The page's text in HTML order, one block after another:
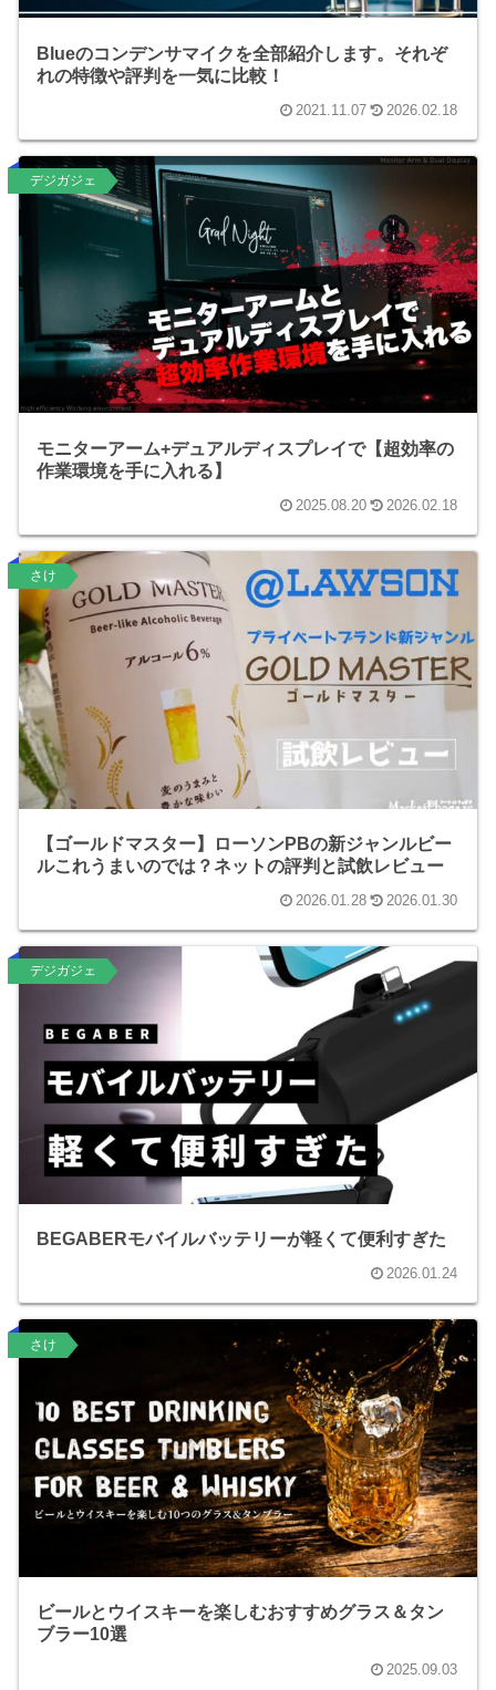
Blueのコンデンサマイクを全部紹介します。それぞ
れの特徴や評判を一気に比較！
2021.11.07 2026.02.18
デジガジェ
モニターアーム+デュアルディスプレイで【超効率の
作業環境を手に入れる】
2025.08.20 2026.02.18
さけ
【ゴールドマスター】ローソンPBの新ジャンルビー
ルこれうまいのでは？ネットの評判と試飲レビュー
2026.01.28 2026.01.30
デジガジェ
BEGABERモバイルバッテリーが軽くて便利すぎた
2026.01.24
さけ
ビールとウイスキーを楽しむおすすめグラス＆タン
ブラー10選
2025.09.03